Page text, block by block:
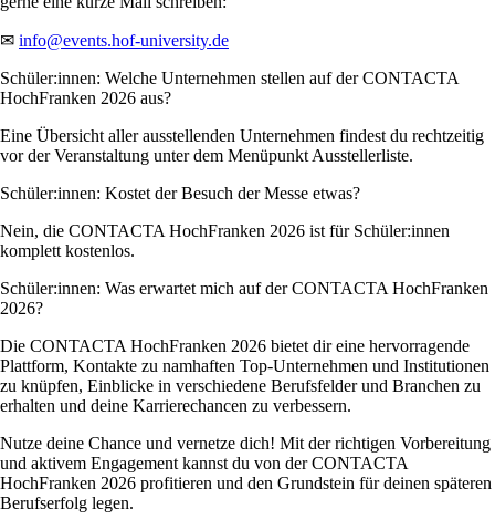
✉ info@events.hof-university.de
Schüler:innen: Welche Unternehmen stellen auf der CONTACTA
HochFranken 2026 aus?
Eine Übersicht aller ausstellenden Unternehmen findest du rechtzeitig
vor der Veranstaltung unter dem Menüpunkt Ausstellerliste.
Schüler:innen: Kostet der Besuch der Messe etwas?
Nein, die CONTACTA HochFranken 2026 ist für Schüler:innen
komplett kostenlos.
Schüler:innen: Was erwartet mich auf der CONTACTA HochFranken
2026?
Die CONTACTA HochFranken 2026 bietet dir eine hervorragende
Plattform, Kontakte zu namhaften Top-Unternehmen und Institutionen
zu knüpfen, Einblicke in verschiedene Berufsfelder und Branchen zu
erhalten und deine Karrierechancen zu verbessern.
Nutze deine Chance und vernetze dich! Mit der richtigen Vorbereitung
und aktivem Engagement kannst du von der CONTACTA
HochFranken 2026 profitieren und den Grundstein für deinen späteren
Berufserfolg legen.